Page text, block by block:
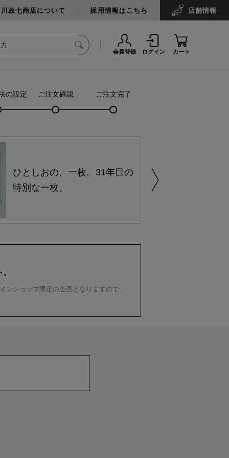
政七商店について 採用情報はこちら 店舗情報
会員登録 ログイン カート
の設定 ご注文確認 ご注文完了
ひとしおの、一枚。31年目の
特別な一枚。
ショップ限定の企画となりますので、